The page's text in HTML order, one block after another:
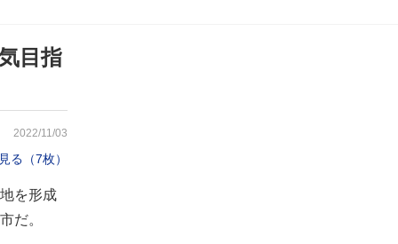
目指
2022/11/03
る（7枚）
を形成
だ。